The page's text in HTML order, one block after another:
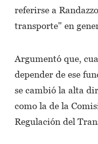
referirse a
transporte" en
Argumentó que,
depender de ese
se cambió la alta
como la de la
Regulación del